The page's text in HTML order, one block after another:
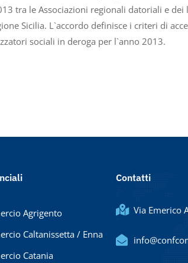
tra le Associazioni regionali datoriali e
Sicilia. L`accordo definisce i criteri di
sociali in deroga per l`anno 2013.
Agrigento
Caltanissetta / Enna
Catania
Contatti
Via Emerico